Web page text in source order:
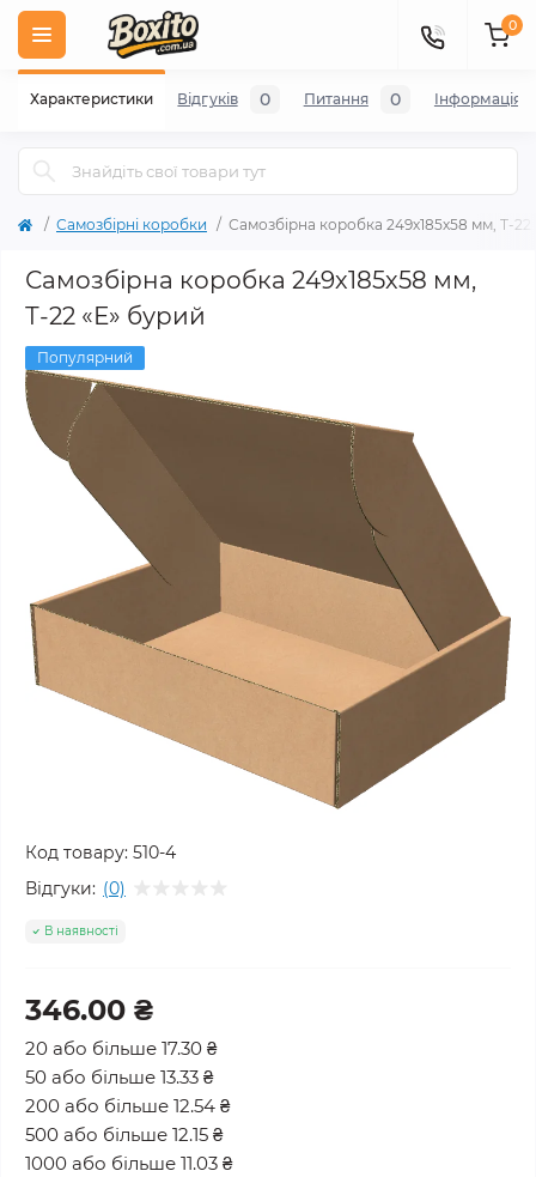
0
Самозбірні коробки Самозбірна коробка 249х185х58 мм, Т-22
Самозбірна коробка 249х185х58 мм,
Т-22 «Е» бурий
Популярний
Код товару: 510-4
Відгуки: (0)
В наявності
346.00 ₴
20 або більше 17.30 ₴
50 або більше 13.33 ₴
200 або більше 12.54 ₴
500 або більше 12.15 ₴
1000 або більше 11.03 ₴
Характеристики Відгуків 0 Питання 0 Iнформація